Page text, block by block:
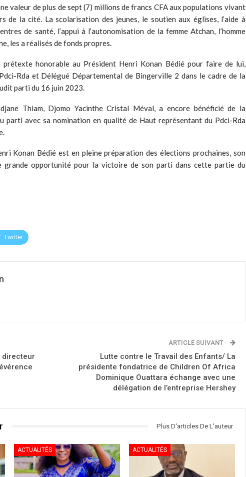
valeur de plus de sept (7) millions de francs CFA aux populations vivant
de la cité. La scolarisation des jeunes, le soutien aux églises, l’aide à
de santé, l’appui à l’autonomisation de la femme Atchan, l’homme
les a réalisés de fonds propres.
honorable au Président Henri Konan Bédié pour faire de lui,
Rda et Délégué Départemental de Bingerville 2 dans le cadre de la
parti du 16 juin 2023.
Thiam, Djomo Yacinthe Cristal Méval, a encore bénéficié de la
parti avec sa nomination en qualité de Haut représentant du Pdci-Rda
Konan Bédié est en pleine préparation des élections prochaines, son
grande opportunité pour la victoire de son parti dans cette partie du
Twitter
directeur
ARTICLE SUIVANT
Lutte contre le Travail des Enfants/ La
présidente fondatrice de Children Of Africa
Dominique Ouattara échange avec une
délégation de l’entreprise Hershey
Plus D'articles De L'auteur
ACTUALITÉS ACTUALITÉS